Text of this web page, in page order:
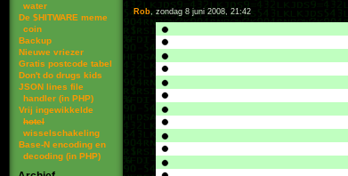
water
De $HITWARE meme
coin
Backup
Nieuwe vriezer
Gratis postcode tabel
Don't do drugs kids
JSON lines file
handler (in PHP)
Vrij ingewikkelde
hotel
wisselschakeling
Base-N encoding en
decoding (in PHP)
Rob, zondag 8 juni 2008, 21:42